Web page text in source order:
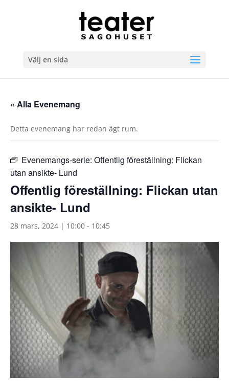
Välj en sida
« Alla Evenemang
Detta evenemang har redan ägt rum.
Evenemangs-serie: Offentlig föreställning: Flickan
utan ansikte- Lund
Offentlig föreställning: Flickan utan
ansikte- Lund
28 mars, 2024 | 10:00 - 10:45